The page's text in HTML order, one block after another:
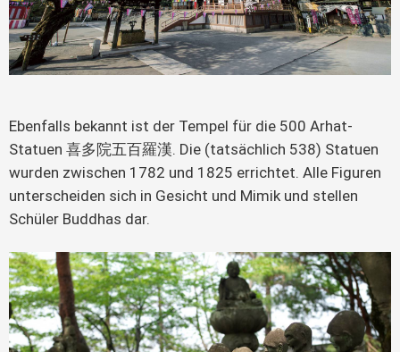
Ebenfalls bekannt ist der Tempel für die 500 Arhat-
Statuen 喜多院五百羅漢. Die (tatsächlich 538) Statuen
wurden zwischen 1782 und 1825 errichtet. Alle Figuren
unterscheiden sich in Gesicht und Mimik und stellen
Schüler Buddhas dar.